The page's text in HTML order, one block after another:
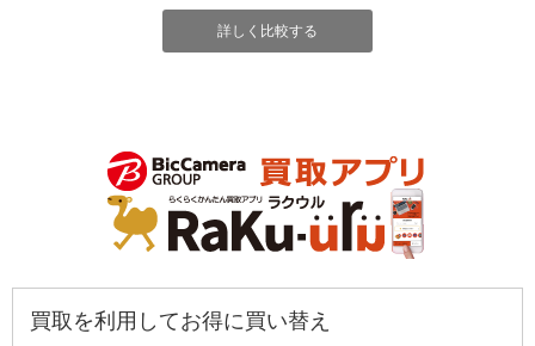
詳しく比較する
買取を利用してお得に買い替え